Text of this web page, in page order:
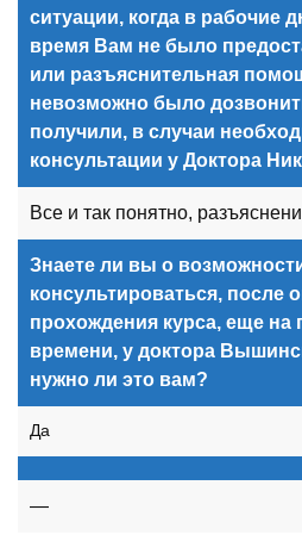
ситуации, когда в рабочие
время Вам не было
или разъяснительная
невозможно было
получили, в случаи
консультации у Доктора
Все и так понятно,
Знаете ли вы о
консультироваться, после
прохождения курса, еще на
времени, у доктора
нужно ли это вам?
Да
—